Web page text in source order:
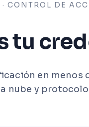
CONTROL DE
tu
en menos
nube y